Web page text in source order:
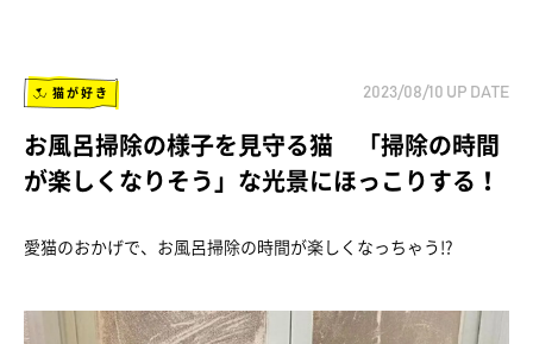
猫が好き 2023/08/10 UP DATE
お風呂掃除の様子を見守る猫 「掃除の時間
が楽しくなりそう」な光景にほっこりする！
愛猫のおかげで、お風呂掃除の時間が楽しくなっちゃう!?